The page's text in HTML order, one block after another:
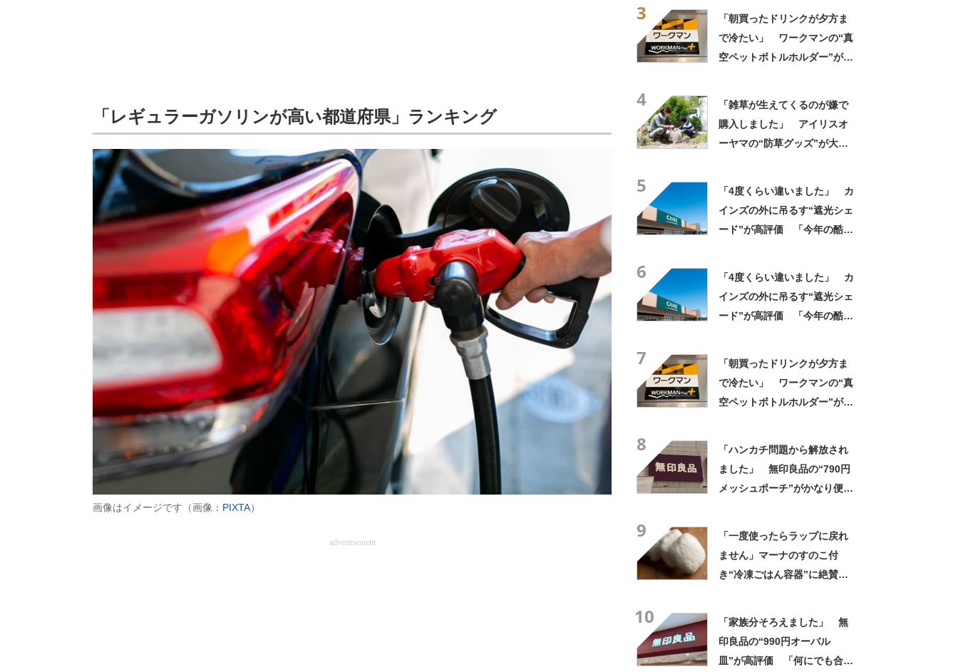
「レギュラーガソリンが高い都道府県」ランキング
画像はイメージです（画像： PIXTA）
advertisement
3
「朝買ったドリンクが夕方ま
で冷たい」 ワークマンの“真
空ペットボトルホルダー”が大
4
「雑草が生えてくるのが嫌で
購入しました」 アイリスオ
ーヤマの“防草グッズ”が大人
5
「4度くらい違いました」 カ
インズの外に吊るす“遮光シェ
ード”が高評価 「今年の酷暑
6
「4度くらい違いました」 カ
インズの外に吊るす“遮光シェ
ード”が高評価 「今年の酷暑
7
「朝買ったドリンクが夕方ま
で冷たい」 ワークマンの“真
空ペットボトルホルダー”が大
8
「ハンカチ問題から解放され
ました」 無印良品の“790円
メッシュポーチ”がかなり便
9
「一度使ったらラップに戻れ
ません」マーナのすのこ付
き“冷凍ごはん容器”に絶賛の
10
「家族分そろえました」 無
印良品の“990円オーバル
皿”が高評価 「何にでも合